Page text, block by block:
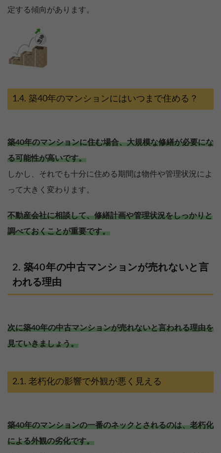
定する傾向があります。
築40年のマンションにはいつまで住める？
築40年のマンションに住む場合、大規模な修繕が必要にな
る可能性が高いです。
しかし、それでも十分に住める期間は物件や管理状況によ
って大きく変わります。
不動産会社に相談して、修繕計画や管理状況をしっかりと
調べておくことが重要です。
築40年の中古マンションが売れないと言
われる理由
次に築40年の中古マンションが売れないと言われる理由を
見ていきましょう。
老朽化の影響で外観が悪く見える
築40年のマンションの一番のネックとされるのは、老朽化
による外観の劣化です。